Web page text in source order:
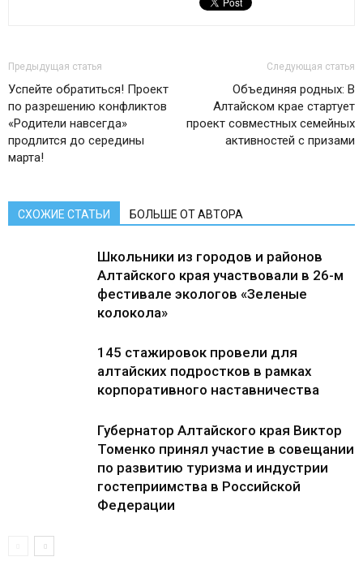
Предыдущая статья
Успейте обратиться! Проект
по разрешению конфликтов
«Родители навсегда»
продлится до середины
марта!
Следующая статья
Объединяя родных: В
Алтайском крае стартует
проект совместных семейных
активностей с призами
СХОЖИЕ СТАТЬИ БОЛЬШЕ ОТ АВТОРА
Школьники из городов и районов
Алтайского края участвовали в 26-м
фестивале экологов «Зеленые
колокола»
145 стажировок провели для
алтайских подростков в рамках
корпоративного наставничества
Губернатор Алтайского края Виктор
Томенко принял участие в совещании
по развитию туризма и индустрии
гостеприимства в Российской
Федерации